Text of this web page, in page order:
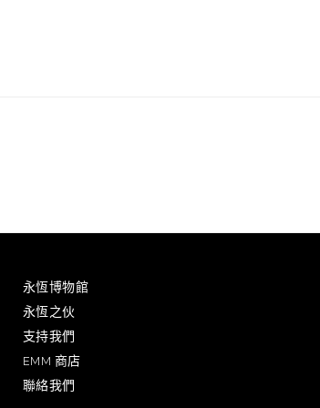
永恆博物館
永恆之伙
支持我們
EMM 商店
聯絡我們